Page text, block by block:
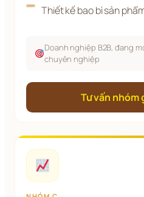
Thiết kế bao bì sản
Doanh nghiệp B2B, đang
chuyên nghiệp
Tư vấn nhóm